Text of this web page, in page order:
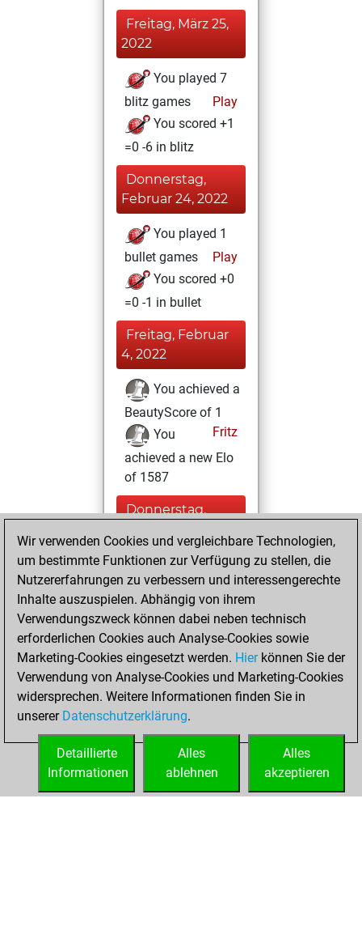
Freitag, März 25,
2022
You played 7
blitz games
Play
You scored +1
=0 -6 in blitz
Donnerstag,
Februar 24, 2022
You played 1
bullet games
Play
You scored +0
=0 -1 in bullet
Freitag, Februar
4, 2022
You achieved a
BeautyScore of 1
Fritz
You
achieved a new Elo
of 1587
Donnerstag,
You played 1
slow games
Play
You scored +0
=0 -1 in slow games
Mittwoch, Januar
26, 2022
You created
your Fritz account
Wir verwenden Cookies und vergleichbare Technologien,
um bestimmte Funktionen zur Verfügung zu stellen, die
Nutzererfahrungen zu verbessern und interessengerechte
Inhalte auszuspielen. Abhängig von ihrem
Verwendungszweck können dabei neben technisch
erforderlichen Cookies auch Analyse-Cookies sowie
Marketing-Cookies eingesetzt werden. Hierkönnen Sie der
Verwendung von Analyse-Cookies und Marketing-Cookies
widersprechen. Weitere Informationen finden Sie in
unserer Datenschutzerklärung.
Alles
akzeptieren
Alles
ablehnen
Detaillierte
Informationen